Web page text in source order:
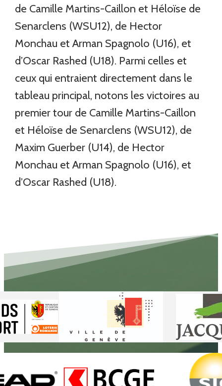
de Camille Martins-Caillon et Héloïse de
Senarclens (WSU12), de Hector
Monchau et Arman Spagnolo (U16), et
d’Oscar Rashed (U18). Parmi celles et
ceux qui entraient directement dans le
tableau principal, notons les victoires au
premier tour de Camille Martins-Caillon
et Héloïse de Senarclens (WSU12), de
Maxim Guerber (U14), de Hector
Monchau et Arman Spagnolo (U16), et
d’Oscar Rashed (U18).